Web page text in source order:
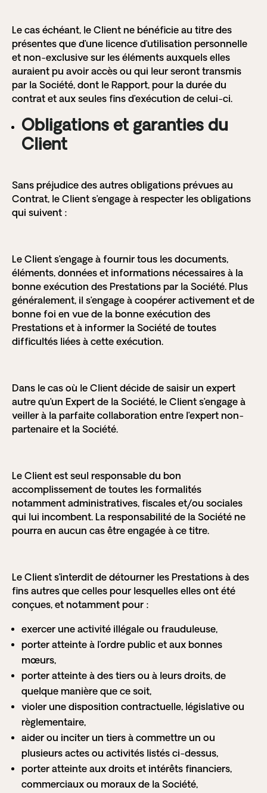
Le cas échéant, le Client ne bénéficie au titre des
présentes que d’une licence d’utilisation personnelle
et non-exclusive sur les éléments auxquels elles
auraient pu avoir accès ou qui leur seront transmis
par la Société, dont le Rapport, pour la durée du
contrat et aux seules fins d’exécution de celui-ci.
Obligations et garanties du
Client
Sans préjudice des autres obligations prévues au
Contrat, le Client s’engage à respecter les obligations
qui suivent :
Le Client s’engage à fournir tous les documents,
éléments, données et informations nécessaires à la
bonne exécution des Prestations par la Société. Plus
généralement, il s’engage à coopérer activement et de
bonne foi en vue de la bonne exécution des
Prestations et à informer la Société de toutes
difficultés liées à cette exécution.
Dans le cas où le Client décide de saisir un expert
autre qu’un Expert de la Société, le Client s’engage à
veiller à la parfaite collaboration entre l’expert non-
partenaire et la Société.
Le Client est seul responsable du bon
accomplissement de toutes les formalités
notamment administratives, fiscales et/ou sociales
qui lui incombent. La responsabilité de la Société ne
pourra en aucun cas être engagée à ce titre.
Le Client s’interdit de détourner les Prestations à des
fins autres que celles pour lesquelles elles ont été
conçues, et notamment pour :
exercer une activité illégale ou frauduleuse,
porter atteinte à l’ordre public et aux bonnes
mœurs,
porter atteinte à des tiers ou à leurs droits, de
quelque manière que ce soit,
violer une disposition contractuelle, législative ou
règlementaire,
aider ou inciter un tiers à commettre un ou
plusieurs actes ou activités listés ci-dessus,
porter atteinte aux droits et intérêts financiers,
commerciaux ou moraux de la Société,